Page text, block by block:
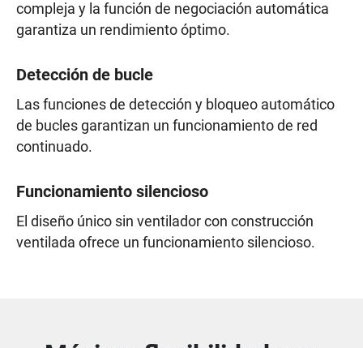
compleja y la función de negociación automática
garantiza un rendimiento óptimo.
Detección de bucle
Las funciones de detección y bloqueo automático
de bucles garantizan un funcionamiento de red
continuado.
Funcionamiento silencioso
El diseño único sin ventilador con construcción
ventilada ofrece un funcionamiento silencioso.